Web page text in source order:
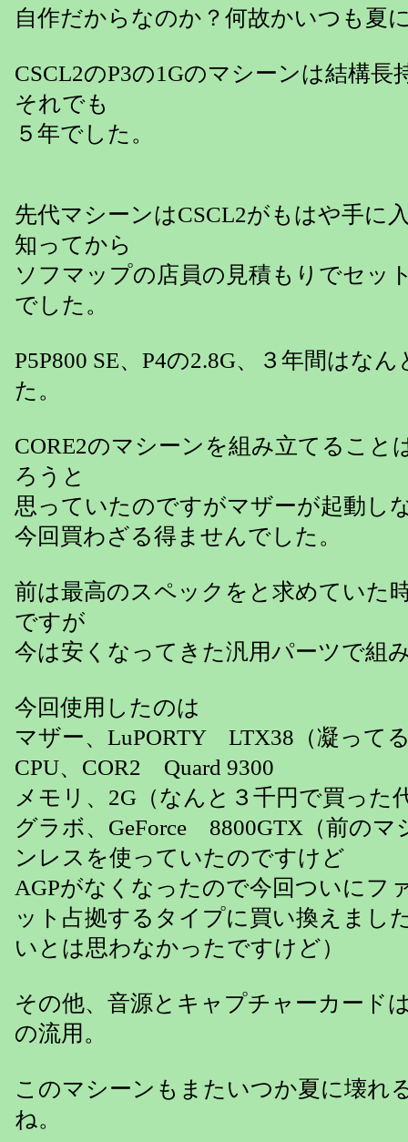
自作だからなのか？何故かいつも夏
CSCL2のP3の1Gのマシーンは結構長
それでも
５年でした。
先代マシーンはCSCL2がもはや手に
知ってから
ソフマップの店員の見積もりでセッ
でした。
P5P800 SE、P4の2.8G、３年間はな
た。
CORE2のマシーンを組み立てること
ろうと
思っていたのですがマザーが起動し
今回買わざる得ませんでした。
前は最高のスペックをと求めていた
ですが
今は安くなってきた汎用パーツで組
今回使用したのは
マザー、LuPORTY LTX38（凝って
CPU、COR2 Quard 9300
メモリ、2G（なんと３千円で買った
グラボ、GeForce 8800GTX（前のマ
ンレスを使っていたのですけど
AGPがなくなったので今回ついにフ
ット占拠するタイプに買い換えまし
いとは思わなかったですけど）
その他、音源とキャプチャーカード
の流用。
このマシーンもまたいつか夏に壊れ
ね。